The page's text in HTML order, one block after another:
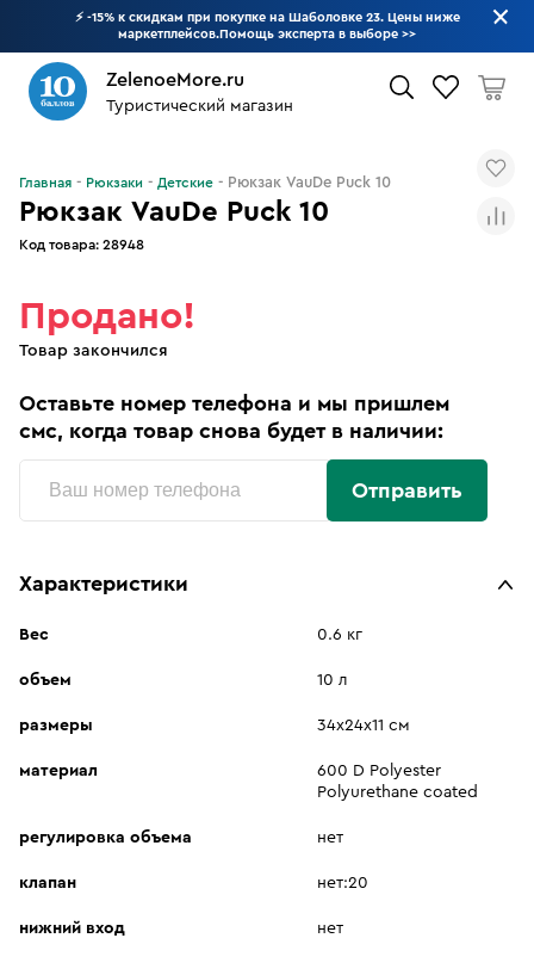
⚡ -15% к скидкам при покупке на Шаболовке 23. Цены ниже
маркетплейсов.Помощь эксперта в выборе >>
ZelenoeMore.ru
Туристический магазин
Рюкзак VauDe Puck 10
Код товара: 28948
Главная Рюкзаки Детские Рюкзак VauDe Puck 10
Продано!
Товар закончился
Оставьте номер телефона и мы пришлем
смс, когда товар снова будет в наличии:
Отправить
Характеристики
Вес 0.6 кг
объем 10 л
размеры 34х24х11 см
материал
600 D Polyester
Polyurethane coated
регулировка объема нет
клапан нет:20
нижний вход нет